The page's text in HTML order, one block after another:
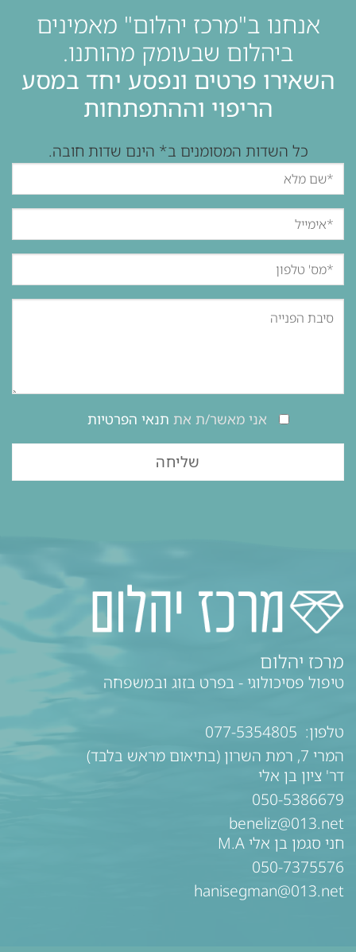
אנחנו ב"מרכז יהלום" מאמינים
ביהלום שבעומק מהותנו.
השאירו פרטים ונפסע יחד במסע
הריפוי וההתפתחות
כל השדות המסומנים ב* הינם שדות חובה.
אני מאשר/ת את תנאי הפרטיות
מרכז יהלום
טיפול פסיכולוגי - בפרט בזוג ובמשפחה
טלפון: 077-5354805
המרי 7, רמת השרון (בתיאום מראש בלבד)
דר' ציון בן אלי
050-5386679
beneliz@013.net
חני סגמן בן אלי M.A
050-7375576
hanisegman@013.net